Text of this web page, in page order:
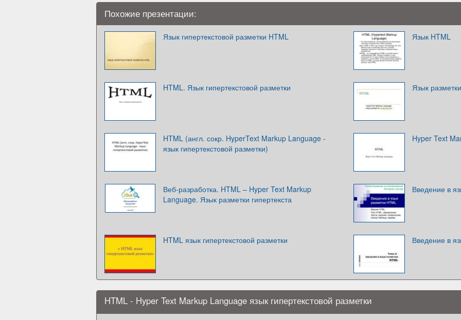
Похожие презентации:
Язык гипертекстовой разметки HTML Язык HTML
HTML. Язык гипертекстовой разметки Язык
HTML (англ. сокр. HyperText Markup Language -
язык гипертекстовой разметки)
Hyper Text
Веб-разработка. HTML – Hyper Text Markup
Language. Язык разметки гипертекста
Введение в
HTML язык гипертекстовой разметки Введение в
HTML - Hyper Text Markup Language язык гипертекстовой разметки